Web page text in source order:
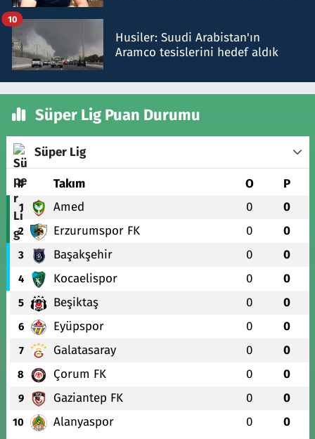
Husiler: Suudi Arabistan'ın
Aramco tesislerini hedef aldık
10
Süper Lig Puan Durumu
Süper Lig
# Takım O P
1 Amed 0 0
2 Erzurumspor FK 0 0
3 Başakşehir 0 0
4 Kocaelispor 0 0
5 Beşiktaş 0 0
6 Eyüpspor 0 0
7 Galatasaray 0 0
8 Çorum FK 0 0
9 Gaziantep FK 0 0
10 Alanyaspor 0 0